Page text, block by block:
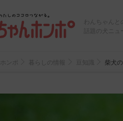
わんちゃん
話題の犬ニ
ンポ 豆知識 柴犬